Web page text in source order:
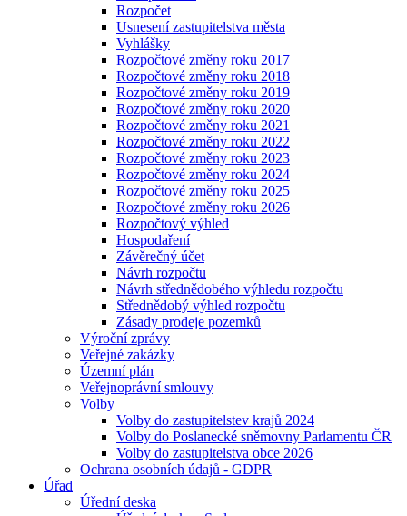
Rozpočet
Usnesení zastupitelstva města
Vyhlášky
Rozpočtové změny roku 2017
Rozpočtové změny roku 2018
Rozpočtové změny roku 2019
Rozpočtové změny roku 2020
Rozpočtové změny roku 2021
Rozpočtové změny roku 2022
Rozpočtové změny roku 2023
Rozpočtové změny roku 2024
Rozpočtové změny roku 2025
Rozpočtové změny roku 2026
Rozpočtový výhled
Hospodaření
Závěrečný účet
Návrh rozpočtu
Návrh střednědobého výhledu rozpočtu
Střednědobý výhled rozpočtu
Zásady prodeje pozemků
Výroční zprávy
Veřejné zakázky
Územní plán
Veřejnoprávní smlouvy
Volby
Volby do zastupitelstev krajů 2024
Volby do Poslanecké sněmovny Parlamentu ČR
Volby do zastupitelstva obce 2026
Ochrana osobních údajů - GDPR
Úřad
Úřední deska